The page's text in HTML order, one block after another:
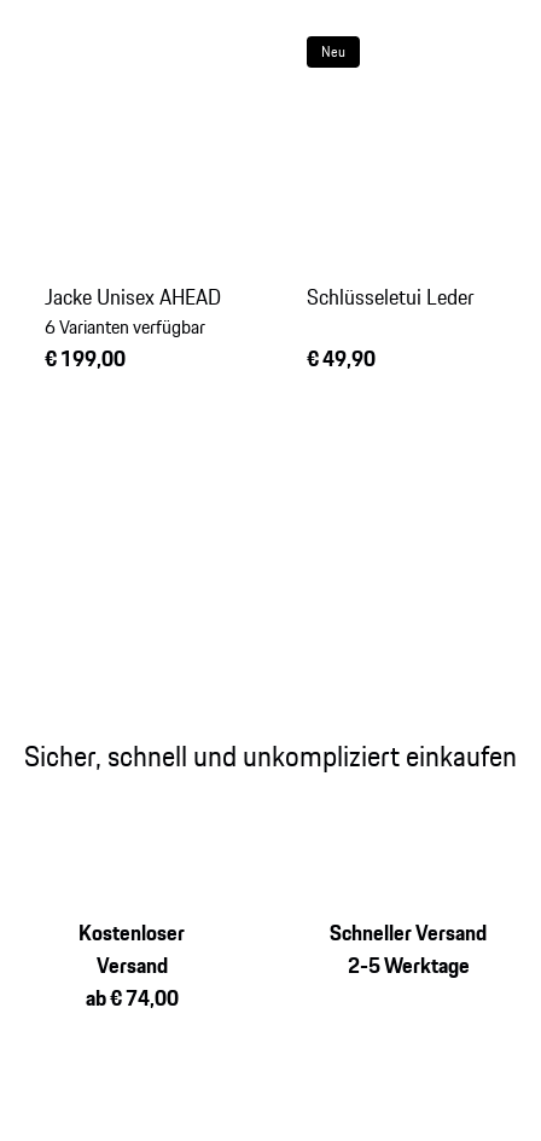
Jacke Unisex AHEAD
6 Varianten verfügbar
€ 199,00
Neu
Schlüsseletui Leder
€ 49,90
Sicher, schnell und unkompliziert einkaufen
Kostenloser
Versand
ab € 74,00
Schneller Versand
2-5 Werktage